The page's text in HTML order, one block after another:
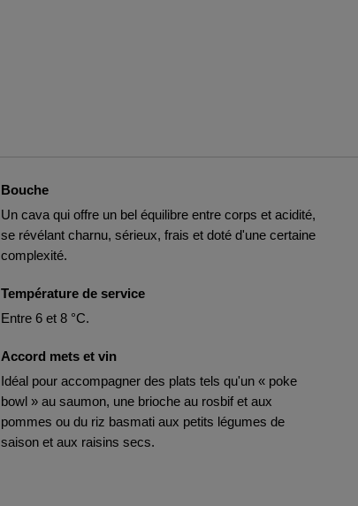
Bouche
Un cava qui offre un bel équilibre entre corps et acidité,
se révélant charnu, sérieux, frais et doté d'une certaine
complexité.
Température de service
Entre 6 et 8 °C.
Accord mets et vin
Idéal pour accompagner des plats tels qu'un « poke
bowl » au saumon, une brioche au rosbif et aux
pommes ou du riz basmati aux petits légumes de
saison et aux raisins secs.